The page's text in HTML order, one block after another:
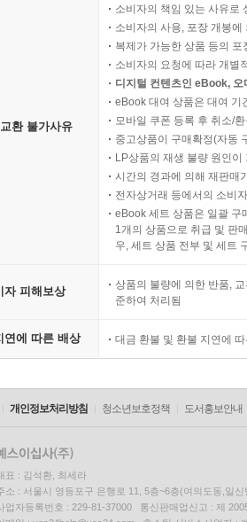
환 불가사유
소비자의 책임 있는 사유로
소비자의 사용, 포장 개봉
복제가 가능한 상품 등의
소비자의 요청에 따라 개별
디지털 컨텐츠인 eBook,
eBook 대여 상품은 대여 기
모바일 쿠폰 등록 후 취소/
중고상품이 구매확정(자동
LP상품의 재생 불량 원인
시간의 경과에 의해 재판매
전자상거래 등에서의 소비
eBook 세트 상품은 일괄 구
1개의 상품으로 취급 및 판
우, 세트 상품 전부 및 세트
자 피해보상
상품의 불량에 의한 반품,
준하여 처리됨
연에 따른 배상 대금 환불 및 환불 지연에
개인정보처리방침 청소년보호정책 도서홍보안내
표 : 김석환, 최세라
소 : 서울시 영등포구 은행로 11, 5층~6층(여의도동,일신
업자등록번호 : 229-81-37000 통신판매업신고 : 제